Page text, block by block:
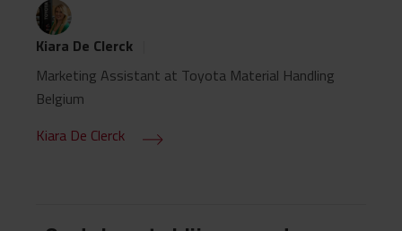
Kiara De Clerck
Marketing Assistant at Toyota Material Handling
Belgium
Kiara De Clerck